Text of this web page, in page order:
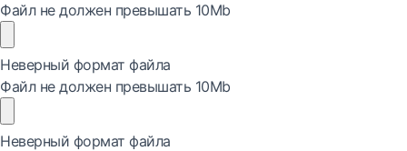
Файл не должен превышать 10Mb
Неверный формат файла
Файл не должен превышать 10Mb
Неверный формат файла